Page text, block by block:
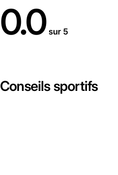
0.0 sur 5
Conseils sportifs